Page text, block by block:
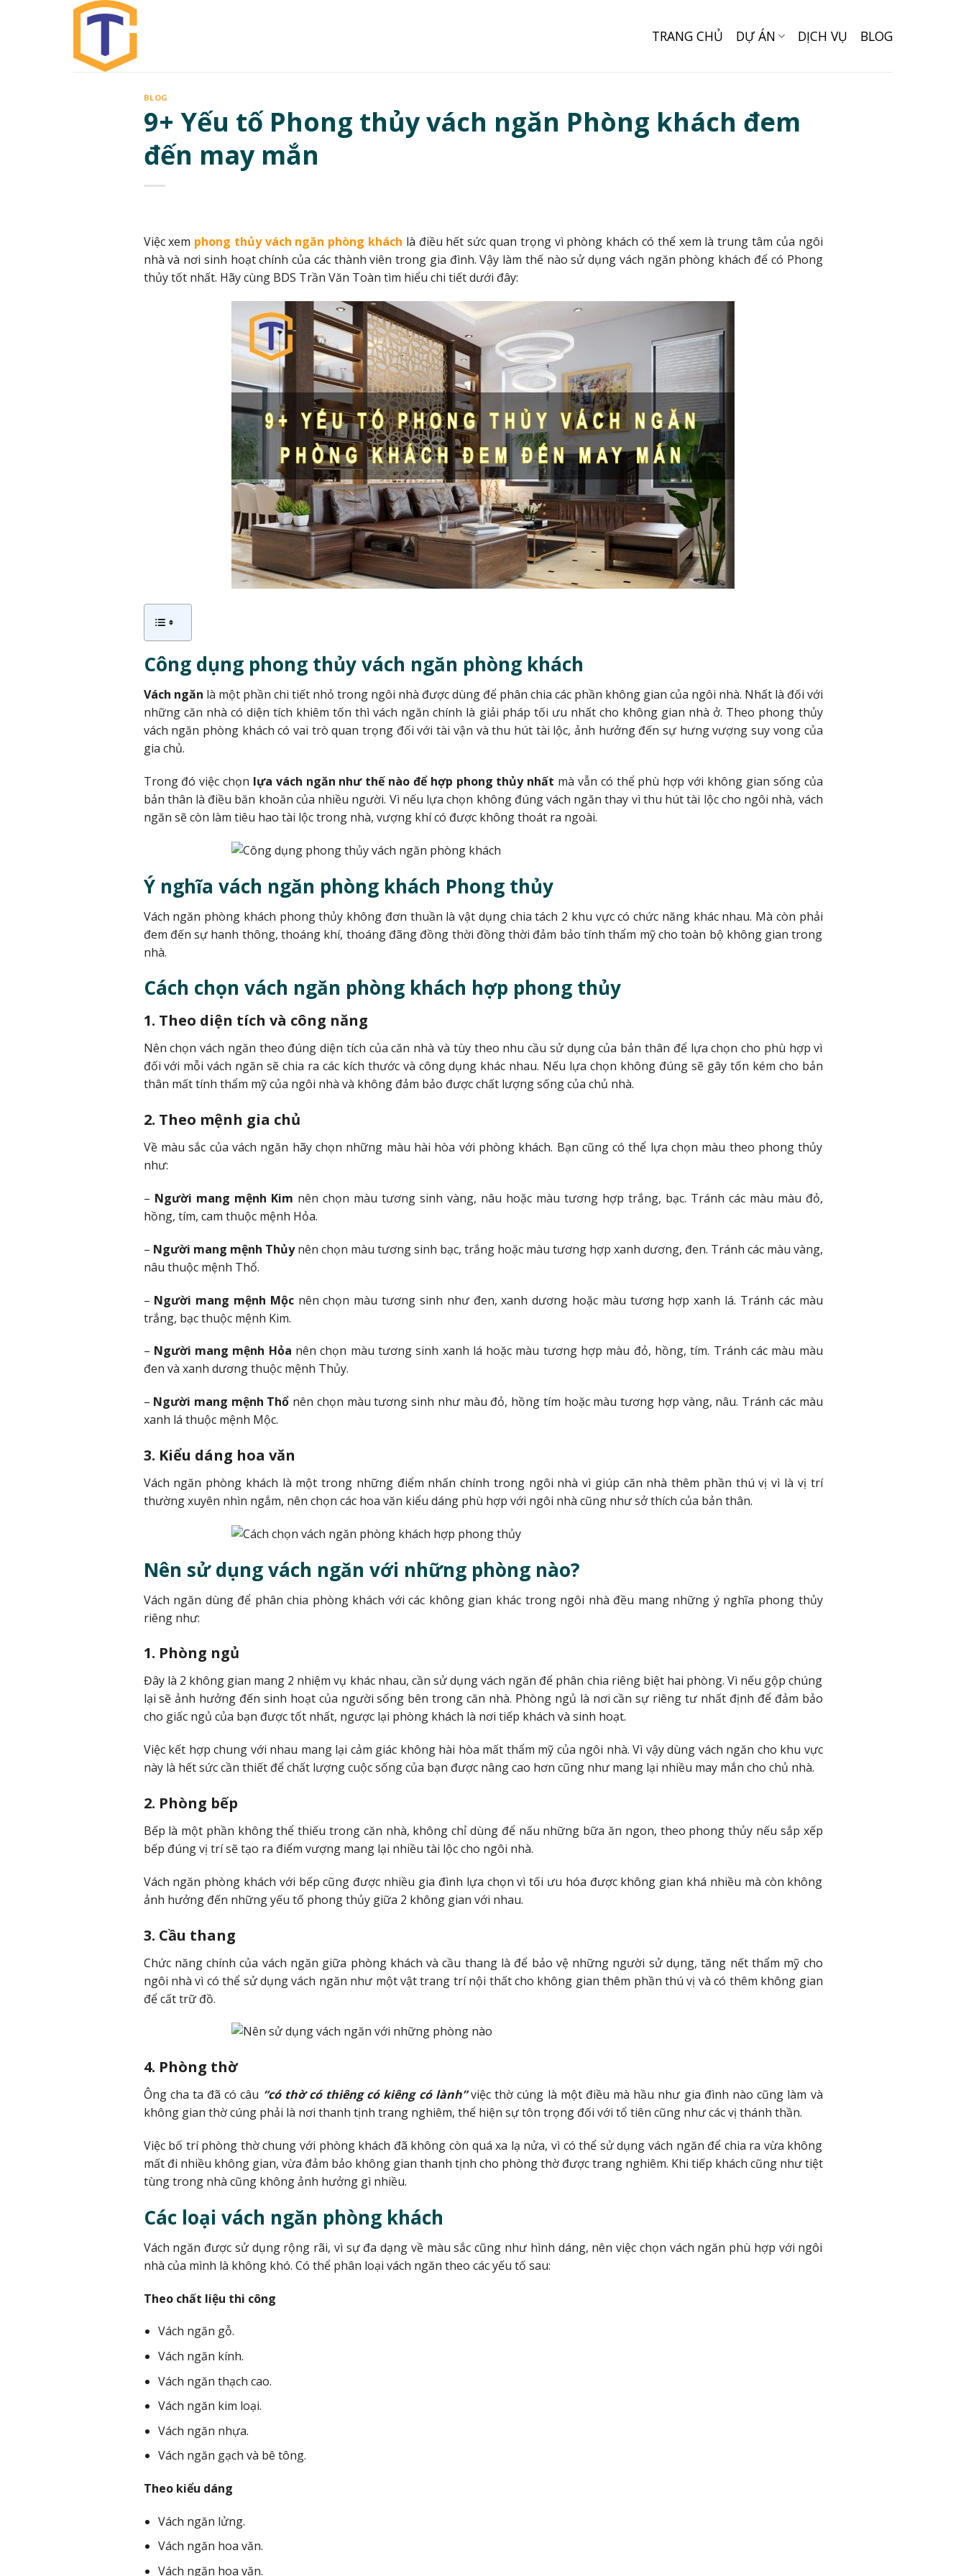
TRANG CHỦ DỰ ÁN DỊCH VỤ BLOG
BLOG
9+ Yếu tố Phong thủy vách ngăn Phòng khách đem
đến may mắn
Việc xem phong thủy vách ngăn phòng khách là điều hết sức quan trọng vì phòng khách có thể xem là trung tâm của ngôi
nhà và nơi sinh hoạt chính của các thành viên trong gia đình. Vậy làm thế nào sử dụng vách ngăn phòng khách để có Phong
thủy tốt nhất. Hãy cùng BDS Trần Văn Toàn tìm hiểu chi tiết dưới đây:
Công dụng phong thủy vách ngăn phòng khách
Vách ngăn là một phần chi tiết nhỏ trong ngôi nhà được dùng để phân chia các phần không gian của ngôi nhà. Nhất là đối với
những căn nhà có diện tích khiêm tốn thì vách ngăn chính là giải pháp tối ưu nhất cho không gian nhà ở. Theo phong thủy
vách ngăn phòng khách có vai trò quan trọng đối với tài vận và thu hút tài lộc, ảnh hưởng đến sự hưng vượng suy vong của
gia chủ.
Trong đó việc chọn lựa vách ngăn như thế nào để hợp phong thủy nhất mà vẫn có thể phù hợp với không gian sống của
bản thân là điều băn khoăn của nhiều người. Vì nếu lựa chọn không đúng vách ngăn thay vì thu hút tài lộc cho ngôi nhà, vách
ngăn sẽ còn làm tiêu hao tài lộc trong nhà, vượng khí có được không thoát ra ngoài.
Ý nghĩa vách ngăn phòng khách Phong thủy
Vách ngăn phòng khách phong thủy không đơn thuần là vật dụng chia tách 2 khu vực có chức năng khác nhau. Mà còn phải
đem đến sự hanh thông, thoáng khí, thoáng đãng đồng thời đồng thời đảm bảo tính thẩm mỹ cho toàn bộ không gian trong
nhà.
Cách chọn vách ngăn phòng khách hợp phong thủy
1. Theo diện tích và công năng
Nên chọn vách ngăn theo đúng diện tích của căn nhà và tùy theo nhu cầu sử dụng của bản thân để lựa chọn cho phù hợp vì
đối với mỗi vách ngăn sẽ chia ra các kích thước và công dụng khác nhau. Nếu lựa chọn không đúng sẽ gây tốn kém cho bản
thân mất tính thẩm mỹ của ngôi nhà và không đảm bảo được chất lượng sống của chủ nhà.
2. Theo mệnh gia chủ
Về màu sắc của vách ngăn hãy chọn những màu hài hòa với phòng khách. Bạn cũng có thể lựa chọn màu theo phong thủy
như:
– Người mang mệnh Kim nên chọn màu tương sinh vàng, nâu hoặc màu tương hợp trắng, bạc. Tránh các màu màu đỏ,
hồng, tím, cam thuộc mệnh Hỏa.
– Người mang mệnh Thủynên chọn màu tương sinh bạc, trắng hoặc màu tương hợp xanh dương, đen. Tránh các màu vàng,
nâu thuộc mệnh Thổ.
– Người mang mệnh Mộc nên chọn màu tương sinh như đen, xanh dương hoặc màu tương hợp xanh lá. Tránh các màu
trắng, bạc thuộc mệnh Kim.
– Người mang mệnh Hỏa nên chọn màu tương sinh xanh lá hoặc màu tương hợp màu đỏ, hồng, tím. Tránh các màu màu
đen và xanh dương thuộc mệnh Thủy.
– Người mang mệnh Thổ nên chọn màu tương sinh như màu đỏ, hồng tím hoặc màu tương hợp vàng, nâu. Tránh các màu
xanh lá thuộc mệnh Mộc.
3. Kiểu dáng hoa văn
Vách ngăn phòng khách là một trong những điểm nhấn chính trong ngôi nhà vì giúp căn nhà thêm phần thú vị vì là vị trí
thường xuyên nhìn ngắm, nên chọn các hoa văn kiểu dáng phù hợp với ngôi nhà cũng như sở thích của bản thân.
Nên sử dụng vách ngăn với những phòng nào?
Vách ngăn dùng để phân chia phòng khách với các không gian khác trong ngôi nhà đều mang những ý nghĩa phong thủy
riêng như:
1. Phòng ngủ
Đây là 2 không gian mang 2 nhiệm vụ khác nhau, cần sử dụng vách ngăn để phân chia riêng biệt hai phòng. Vì nếu gộp chúng
lại sẽ ảnh hưởng đến sinh hoạt của người sống bên trong căn nhà. Phòng ngủ là nơi cần sự riêng tư nhất định để đảm bảo
cho giấc ngủ của bạn được tốt nhất, ngược lại phòng khách là nơi tiếp khách và sinh hoạt.
Việc kết hợp chung với nhau mang lại cảm giác không hài hòa mất thẩm mỹ của ngôi nhà. Vì vậy dùng vách ngăn cho khu vực
này là hết sức cần thiết để chất lượng cuộc sống của bạn được nâng cao hơn cũng như mang lại nhiều may mắn cho chủ nhà.
2. Phòng bếp
Bếp là một phần không thể thiếu trong căn nhà, không chỉ dùng để nấu những bữa ăn ngon, theo phong thủy nếu sắp xếp
bếp đúng vị trí sẽ tạo ra điểm vượng mang lại nhiều tài lộc cho ngôi nhà.
Vách ngăn phòng khách với bếp cũng được nhiều gia đình lựa chọn vì tối ưu hóa được không gian khá nhiều mà còn không
ảnh hưởng đến những yếu tố phong thủy giữa 2 không gian với nhau.
3. Cầu thang
Chức năng chính của vách ngăn giữa phòng khách và cầu thang là để bảo vệ những người sử dụng, tăng nết thẩm mỹ cho
ngôi nhà vì có thể sử dụng vách ngăn như một vật trang trí nội thất cho không gian thêm phần thú vị và có thêm không gian
để cất trữ đồ.
4. Phòng thờ
Ông cha ta đã có câu “có thờ có thiêng có kiêng có lành”việc thờ cúng là một điều mà hầu như gia đình nào cũng làm và
không gian thờ cúng phải là nơi thanh tịnh trang nghiêm, thể hiện sự tôn trọng đối với tổ tiên cũng như các vị thánh thần.
Việc bố trí phòng thờ chung với phòng khách đã không còn quá xa lạ nửa, vì có thể sử dụng vách ngăn để chia ra vừa không
mất đi nhiều không gian, vừa đảm bảo không gian thanh tịnh cho phòng thờ được trang nghiêm. Khi tiếp khách cũng như tiệt
tùng trong nhà cũng không ảnh hưởng gì nhiều.
Các loại vách ngăn phòng khách
Vách ngăn được sử dụng rộng rãi, vì sự đa dạng về màu sắc cũng như hình dáng, nên việc chọn vách ngăn phù hợp với ngôi
nhà của mình là không khó. Có thể phân loại vách ngăn theo các yếu tố sau:
Theo chất liệu thi công
Vách ngăn gỗ.
Vách ngăn kính.
Vách ngăn thạch cao.
Vách ngăn kim loại.
Vách ngăn nhựa.
Vách ngăn gạch và bê tông.
Theo kiểu dáng
Vách ngăn lửng.
Vách ngăn hoa văn.
Vách ngăn hoa văn.